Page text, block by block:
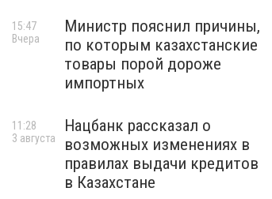
Министр пояснил причины,
по которым казахстанские
товары порой дороже
импортных
15:47
Вчера
Нацбанк рассказал о
возможных изменениях в
правилах выдачи кредитов
в Казахстане
11:28
3 августа